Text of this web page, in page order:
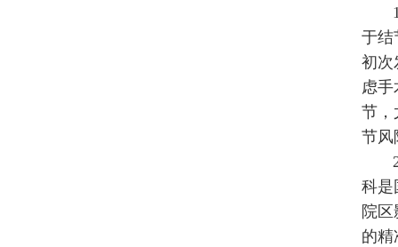
于结
初次
虑手
节，
节风
科是
院
的精